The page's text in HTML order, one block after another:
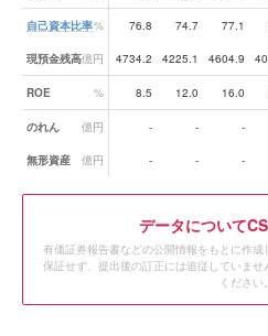
自己資本比率% 76.8 74.7 77.1
現預金残高億円 4734.2 4225.1 4604.9
ROE % 8.5 12.0 16.0
のれん 億円 - - -
無形資産 億円 - - -
データについて
有価証券報告書などの公開情報をもとに作
保証せず、提出後の訂正には追従していま
ください。